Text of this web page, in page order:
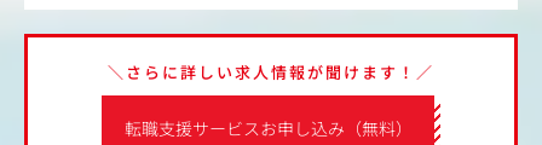
転職支援サービスお申し込み（無料）
＼さらに詳しい求人情報が聞けます！／